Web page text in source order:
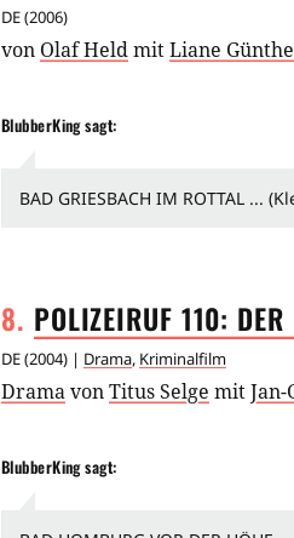
DE(2006)
von Olaf HeldmitLiane
BlubberKingsagt:
BAD GRIESBACH IM ROTTAL ...
8. POLIZEIRUF 110:
DE(2004) | Drama, Kriminalfilm
DramavonTitus Selge mit
BlubberKingsagt: